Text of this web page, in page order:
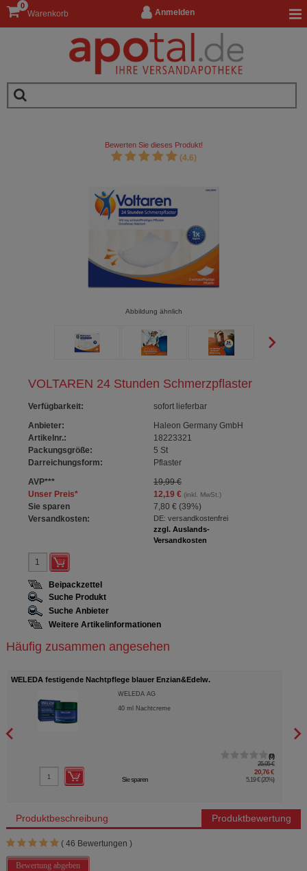
Anmelden
Warenkorb
0
VOLTAREN 24 Stunden Schmerzpflaster
Verfügbarkeit:
sofort lieferbar
Anbieter:
Haleon Germany GmbH
Artikelnr.:
18223321
Packungsgröße:
5 St
Darreichungsform:
Pflaster
AVP***
19,99 €
Unser Preis* 12,19 €(inkl. MwSt.)
Sie sparen 7,80 € (39%)
Versandkosten:
DE: versandkostenfrei
zzgl. Auslands-
Versandkosten
Bewerten Sie dieses Produkt!
(4.6)
Abbildung ähnlich
Beipackzettel
Suche Produkt
Suche Anbieter
Weitere Artikelinformationen
Häufig zusammen angesehen
WELEDA festigende Nachtpflege blauer Enzian&Edelw.
WELEDA AG
40ml Nachtcreme
0
25,95 €
20,76 €
Sie sparen 5,19 € (20%)
Produktbeschreibung Produktbewertung
( 46 Bewertungen )
Bewertung abgeben